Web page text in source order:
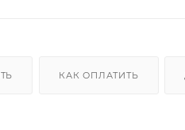
КАК ОПЛАТИТЬ